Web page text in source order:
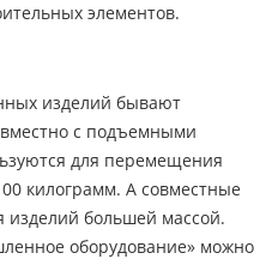
элементов.
изделий бывают
с подъемными
для перемещения
килограмм. А совместные
большей массой.
оборудование» можно